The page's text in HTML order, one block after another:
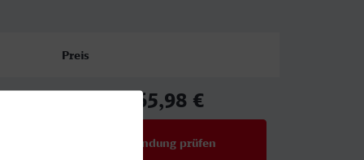
Preis
65,98 €
Verbindung prüfen